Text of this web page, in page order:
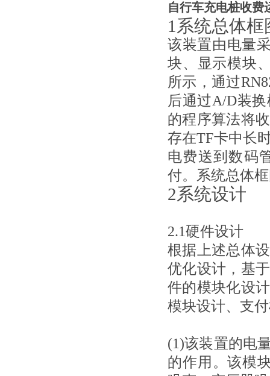
自行车充电桩收费
1系统总体框
该装置由电量
块、显示模块
所示，通过
后通过A/D装
的程序算法将
存在TF卡中长
电费送到数码
付。系统总体
2系统设计
2.1硬件设计
根据上述总体
优化设计，基
件的模块化设
模块设计、支
(1)该装置的电
的作用。该模